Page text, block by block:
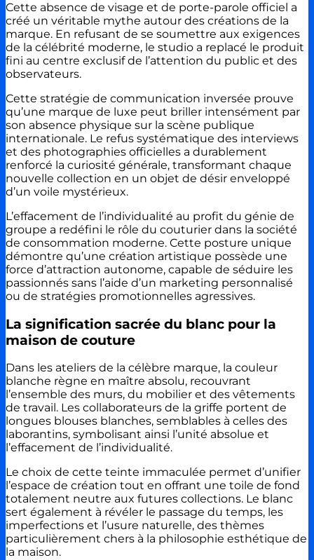
Cette absence de visage et de porte-parole officiel a
créé un véritable mythe autour des créations de la
marque. En refusant de se soumettre aux exigences
de la célébrité moderne, le studio a replacé le produit
fini au centre exclusif de l’attention du public et des
observateurs.
Cette stratégie de communication inversée prouve
qu’une marque de luxe peut briller intensément par
son absence physique sur la scène publique
internationale. Le refus systématique des interviews
et des photographies officielles a durablement
renforcé la curiosité générale, transformant chaque
nouvelle collection en un objet de désir enveloppé
d’un voile mystérieux.
L’effacement de l’individualité au profit du génie de
groupe a redéfini le rôle du couturier dans la société
de consommation moderne. Cette posture unique
démontre qu’une création artistique possède une
force d’attraction autonome, capable de séduire les
passionnés sans l’aide d’un marketing personnalisé
ou de stratégies promotionnelles agressives.
La signification sacrée du blanc pour la
maison de couture
Dans les ateliers de la célèbre marque, la couleur
blanche règne en maître absolu, recouvrant
l’ensemble des murs, du mobilier et des vêtements
de travail. Les collaborateurs de la griffe portent de
longues blouses blanches, semblables à celles des
laborantins, symbolisant ainsi l’unité absolue et
l’effacement de l’individualité.
Le choix de cette teinte immaculée permet d’unifier
l’espace de création tout en offrant une toile de fond
totalement neutre aux futures collections. Le blanc
sert également à révéler le passage du temps, les
imperfections et l’usure naturelle, des thèmes
particulièrement chers à la philosophie esthétique de
la maison.